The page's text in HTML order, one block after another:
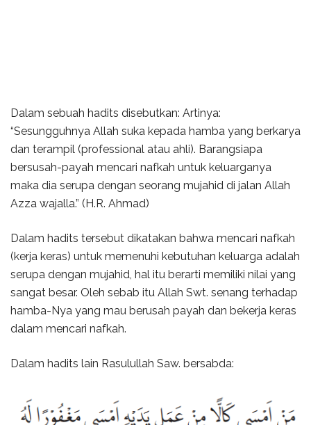
Dalam sebuah hadits disebutkan: Artinya:
“Sesungguhnya Allah suka kepada hamba yang berkarya
dan terampil (professional atau ahli). Barangsiapa
bersusah-payah mencari nafkah untuk keluarganya
maka dia serupa dengan seorang mujahid di jalan Allah
Azza wajalla.” (H.R. Ahmad)
Dalam hadits tersebut dikatakan bahwa mencari nafkah
(kerja keras) untuk memenuhi kebutuhan keluarga adalah
serupa dengan mujahid, hal itu berarti memiliki nilai yang
sangat besar. Oleh sebab itu Allah Swt. senang terhadap
hamba-Nya yang mau berusah payah dan bekerja keras
dalam mencari nafkah.
Dalam hadits lain Rasulullah Saw. bersabda: